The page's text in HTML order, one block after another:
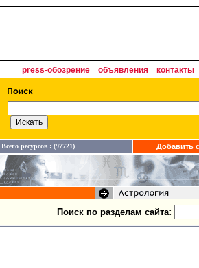
press-обозрение объявления контакты
Всего ресурсов : (97721) Добавить
Поиск по разделам сайта: